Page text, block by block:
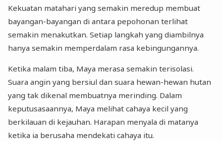
Kekuatan matahari yang semakin meredup membuat
bayangan-bayangan di antara pepohonan terlihat
semakin menakutkan. Setiap langkah yang diambilnya
hanya semakin memperdalam rasa kebingungannya.
Ketika malam tiba, Maya merasa semakin terisolasi.
Suara angin yang bersiul dan suara hewan-hewan hutan
yang tak dikenal membuatnya merinding. Dalam
keputusasaannya, Maya melihat cahaya kecil yang
berkilauan di kejauhan. Harapan menyala di matanya
ketika ia berusaha mendekati cahaya itu.